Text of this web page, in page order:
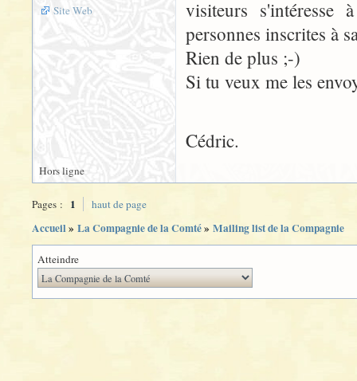
Site Web
visiteurs s'intéresse
personnes inscrites à
Rien de plus ;-)
Si tu veux me les
Cédric.
Hors ligne
Pages : 1 haut de page
Accueil» La Compagnie de la Comté» Mailing list de la Compagnie
Atteindre